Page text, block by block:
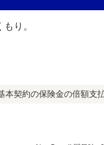
本契約の保険金の倍額支